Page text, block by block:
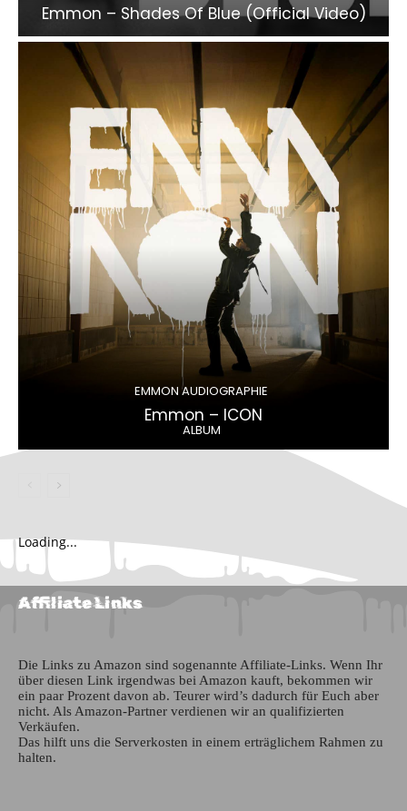
Emmon – Shades Of Blue (Official Video)
EMMON AUDIOGRAPHIE
Emmon – ICON
ALBUM
Loading...
Affiliate Links
Die Links zu Amazon sind sogenannte Affiliate-Links. Wenn Ihr
über diesen Link irgendwas bei Amazon kauft, bekommen wir
ein paar Prozent davon ab. Teurer wird’s dadurch für Euch aber
nicht. Als Amazon-Partner verdienen wir an qualifizierten
Verkäufen.
Das hilft uns die Serverkosten in einem erträglichem Rahmen zu
halten.